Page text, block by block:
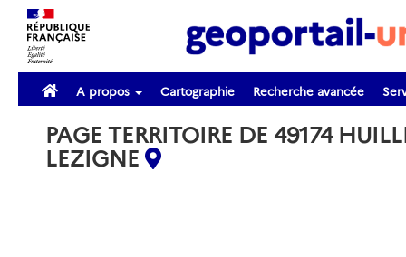
A propos Cartographie Recherche avancée
PAGE TERRITOIRE DE 49174
LEZIGNE